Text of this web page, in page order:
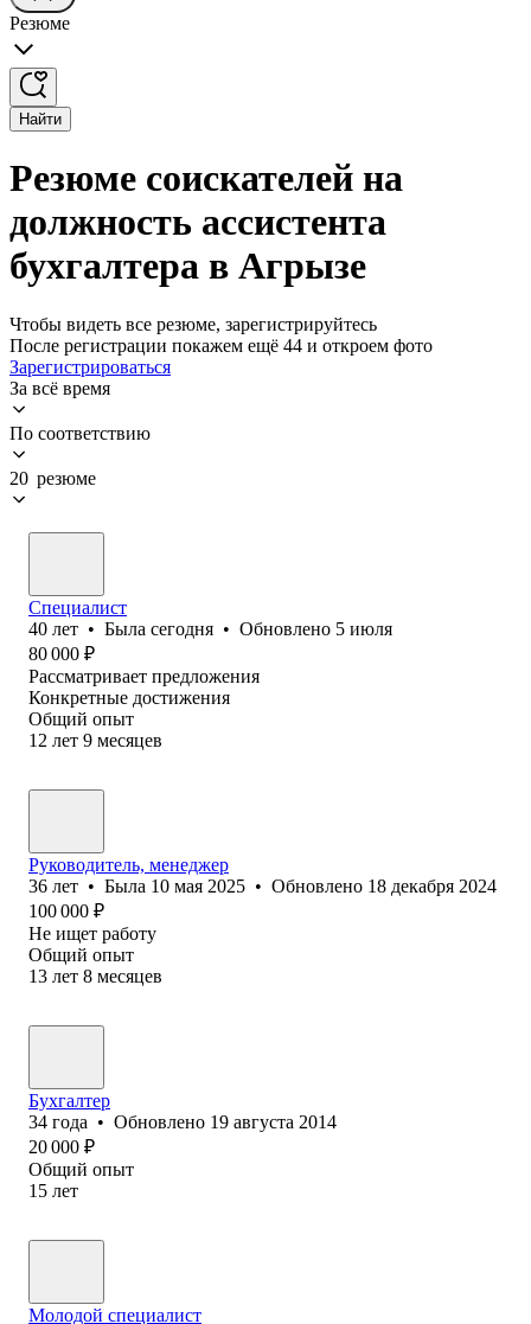
Резюме
Найти
Резюме соискателей на
должность ассистента
бухгалтера в Агрызе
Чтобы видеть все резюме, зарегистрируйтесь
После регистрации покажем ещё 44 и откроем фото
Зарегистрироваться
За всё время
По соответствию
20 резюме
Специалист
40 лет • Была сегодня • Обновлено 5 июля
80 000 ₽
Рассматривает предложения
Конкретные достижения
Общий опыт
12 лет 9 месяцев
Руководитель, менеджер
36 лет • Была 10 мая 2025 • Обновлено 18 декабря 2024
100 000 ₽
Не ищет работу
Общий опыт
13 лет 8 месяцев
Бухгалтер
34 года • Обновлено 19 августа 2014
20 000 ₽
Общий опыт
15 лет
Молодой специалист